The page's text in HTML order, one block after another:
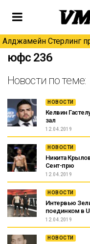
Алджамейн Стерлинг
юфс 236
Новости по теме:
НОВОСТИ
Келвин
зал
12.04.2019
НОВОСТИ
Никита
Сент-прю
12.04.2019
НОВОСТИ
Интервью
поединком в
12.04.2019
НОВОСТИ